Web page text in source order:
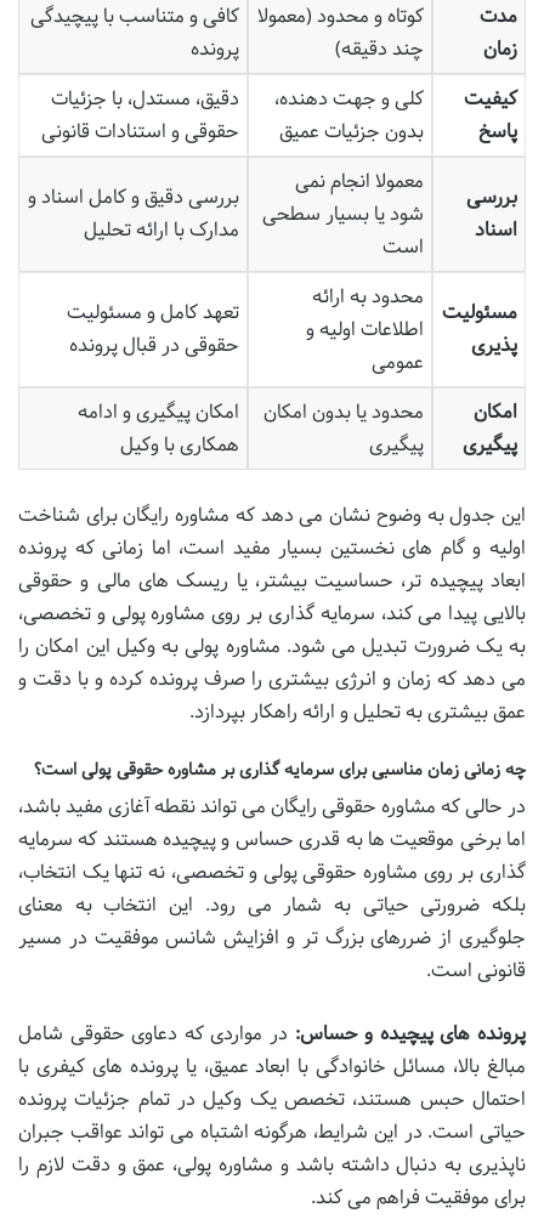
مدت
زمان
کوتاه و محدود (معمولا
چند دقیقه)
کافی و متناسب با پیچیدگی
پرونده
کیفیت
پاسخ
کلی و جهت دهنده،
بدون جزئیات عمیق
دقیق، مستدل، با جزئیات
حقوقی و استنادات قانونی
بررسی
اسناد
معمولا انجام نمی
شود یا بسیار سطحی
است
بررسی دقیق و کامل اسناد و
مدارک با ارائه تحلیل
مسئولیت
پذیری
محدود به ارائه
اطلاعات اولیه و
عمومی
تعهد کامل و مسئولیت
حقوقی در قبال پرونده
امکان
پیگیری
محدود یا بدون امکان
پیگیری
امکان پیگیری و ادامه
همکاری با وکیل
این جدول به وضوح نشان می دهد که مشاوره رایگان برای شناخت
اولیه و گام های نخستین بسیار مفید است، اما زمانی که پرونده
ابعاد پیچیده تر، حساسیت بیشتر، یا ریسک های مالی و حقوقی
بالایی پیدا می کند، سرمایه گذاری بر روی مشاوره پولی و تخصصی،
به یک ضرورت تبدیل می شود. مشاوره پولی به وکیل این امکان را
می دهد که زمان و انرژی بیشتری را صرف پرونده کرده و با دقت و
عمق بیشتری به تحلیل و ارائه راهکار بپردازد.
چه زمانی زمان مناسبی برای سرمایه گذاری بر مشاوره حقوقی پولی است؟
در حالی که مشاوره حقوقی رایگان می تواند نقطه آغازی مفید باشد،
اما برخی موقعیت ها به قدری حساس و پیچیده هستند که سرمایه
گذاری بر روی مشاوره حقوقی پولی و تخصصی، نه تنها یک انتخاب،
بلکه ضرورتی حیاتی به شمار می رود. این انتخاب به معنای
جلوگیری از ضررهای بزرگ تر و افزایش شانس موفقیت در مسیر
قانونی است.
پرونده های پیچیده و حساس: در مواردی که دعاوی حقوقی شامل
مبالغ بالا، مسائل خانوادگی با ابعاد عمیق، یا پرونده های کیفری با
احتمال حبس هستند، تخصص یک وکیل در تمام جزئیات پرونده
حیاتی است. در این شرایط، هرگونه اشتباه می تواند عواقب جبران
ناپذیری به دنبال داشته باشد و مشاوره پولی، عمق و دقت لازم را
برای موفقیت فراهم می کند.